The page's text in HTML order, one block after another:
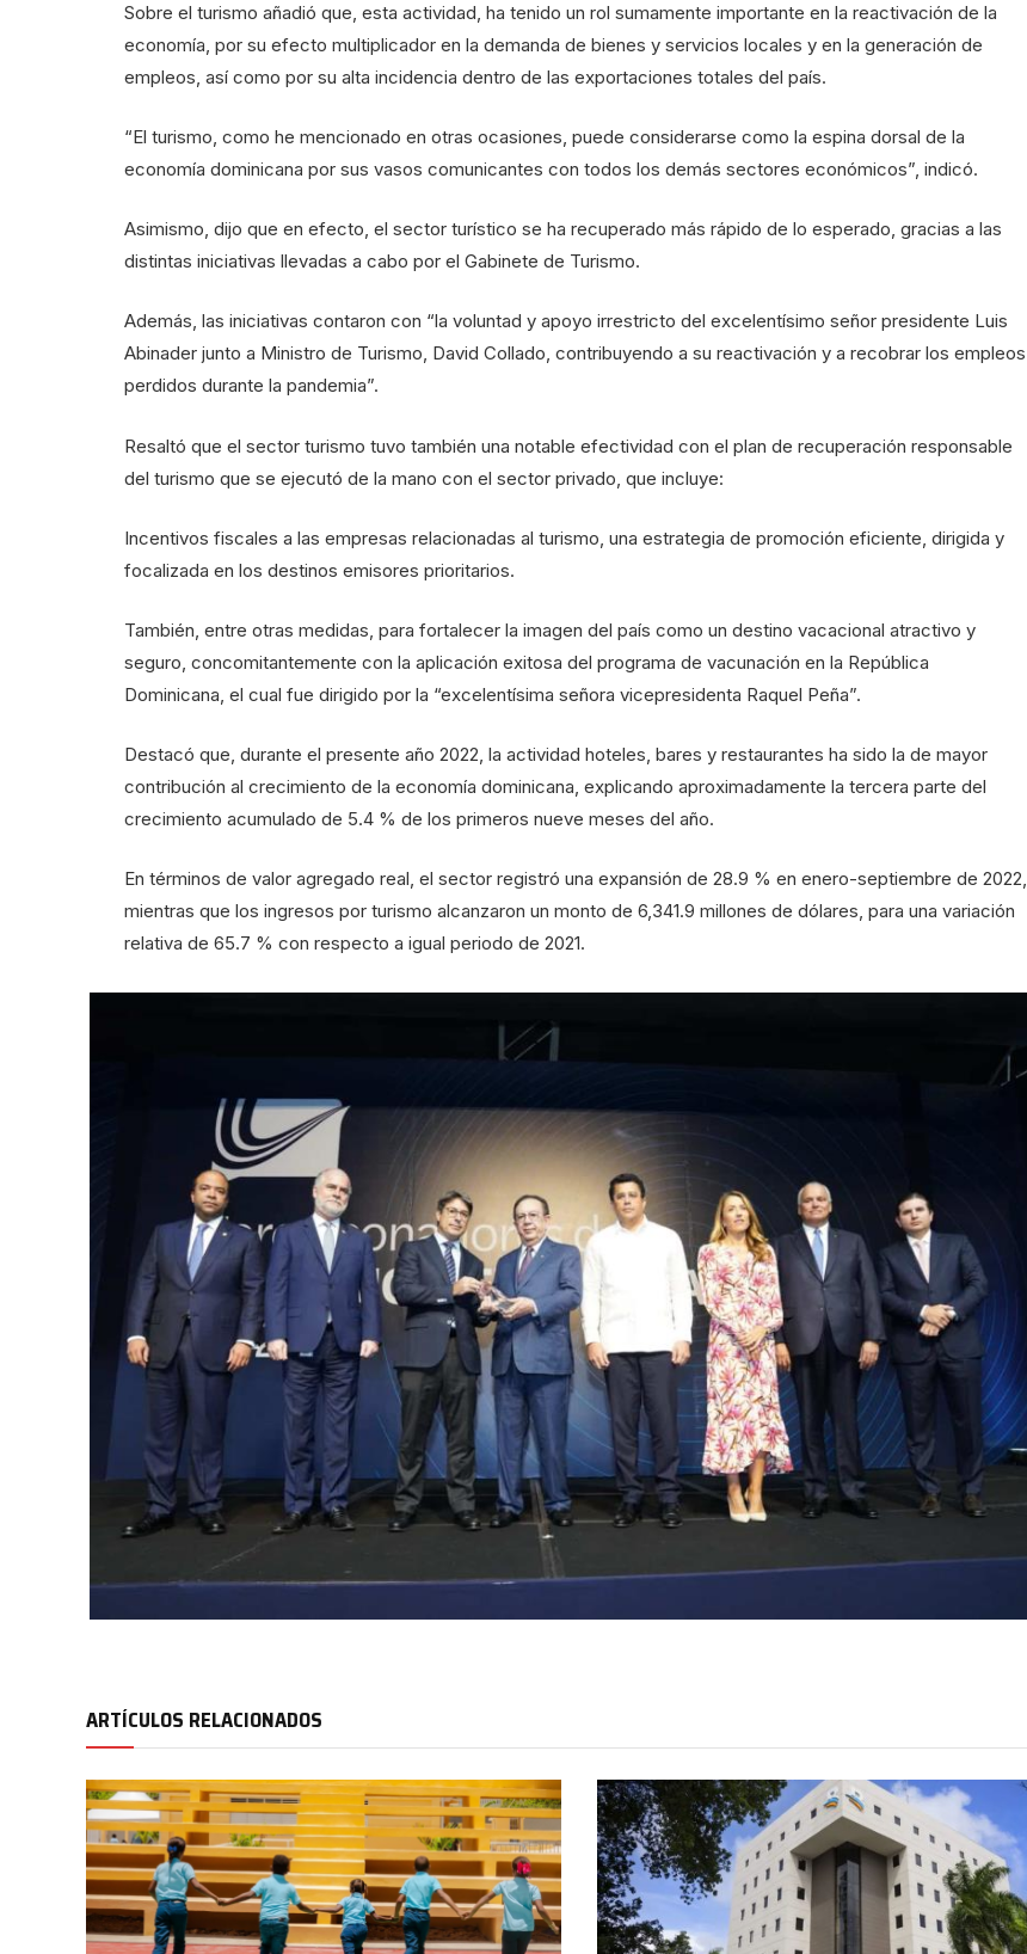
Sobre el turismo añadió que, esta actividad, ha tenido un rol sumamente importante en la reactivación de la
economía, por su efecto multiplicador en la demanda de bienes y servicios locales y en la generación de
empleos, así como por su alta incidencia dentro de las exportaciones totales del país.
“El turismo, como he mencionado en otras ocasiones, puede considerarse como la espina dorsal de la
economía dominicana por sus vasos comunicantes con todos los demás sectores económicos”, indicó.
Asimismo, dijo que en efecto, el sector turístico se ha recuperado más rápido de lo esperado, gracias a las
distintas iniciativas llevadas a cabo por el Gabinete de Turismo.
Además, las iniciativas contaron con “la voluntad y apoyo irrestricto del excelentísimo señor presidente Luis
Abinader junto a Ministro de Turismo, David Collado, contribuyendo a su reactivación y a recobrar los empleos
perdidos durante la pandemia”.
Resaltó que el sector turismo tuvo también una notable efectividad con el plan de recuperación responsable
del turismo que se ejecutó de la mano con el sector privado, que incluye:
Incentivos fiscales a las empresas relacionadas al turismo, una estrategia de promoción eficiente, dirigida y
focalizada en los destinos emisores prioritarios.
También, entre otras medidas, para fortalecer la imagen del país como un destino vacacional atractivo y
seguro, concomitantemente con la aplicación exitosa del programa de vacunación en la República
Dominicana, el cual fue dirigido por la “excelentísima señora vicepresidenta Raquel Peña”.
Destacó que, durante el presente año 2022, la actividad hoteles, bares y restaurantes ha sido la de mayor
contribución al crecimiento de la economía dominicana, explicando aproximadamente la tercera parte del
crecimiento acumulado de 5.4 % de los primeros nueve meses del año.
En términos de valor agregado real, el sector registró una expansión de 28.9 % en enero-septiembre de 2022,
mientras que los ingresos por turismo alcanzaron un monto de 6,341.9 millones de dólares, para una variación
relativa de 65.7 % con respecto a igual periodo de 2021.
ARTÍCULOS RELACIONADOS